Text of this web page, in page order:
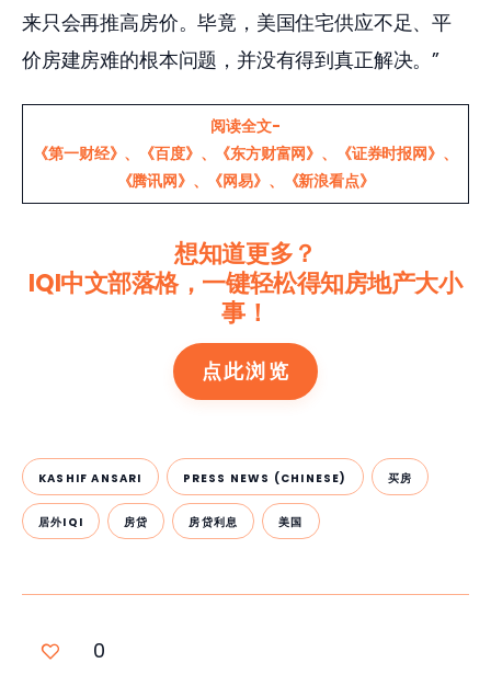
来只会再推高房价。毕竟，美国住宅供应不足、平
价房建房难的根本问题，并没有得到真正解决。”
阅读全文-
《第一财经》 、 《百度》 、 《东方财富网》 、 《证券时报网》 、
《腾讯网》 、 《网易》 、 《新浪看点》
想知道更多？
IQI中文部落格，一键轻松得知房地产大小
事！
点此浏览
KASHIF ANSARI PRESS NEWS (CHINESE) 买房
居外IQI 房贷 房贷利息 美国
0